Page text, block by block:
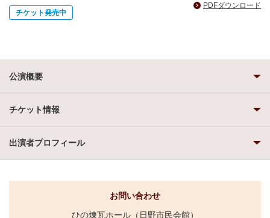
チケット発売中
PDFダウンロード
公演概要
チケット情報
出演者プロフィール
お問い合わせ
ひの煉瓦ホール（日野市民会館）